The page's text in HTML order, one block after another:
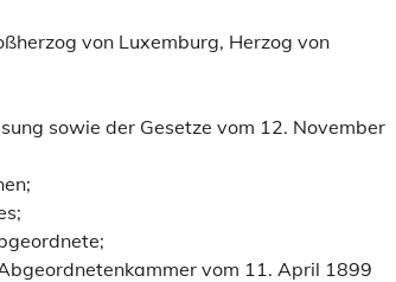
von Luxemburg, Herzog von
sowie der Gesetze vom 12. November
vom 11. April 1899